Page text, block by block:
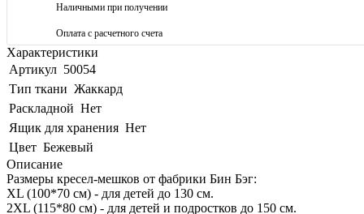
Наличными при получении
Оплата с расчетного счета
Характеристики
Артикул 50054
Тип ткани Жаккард
Раскладной Нет
Ящик для хранения Нет
Цвет Бежевый
Описание
Размеры кресел-мешков от фабрики Бин Бэг:
XL (100*70 см) - для детей до 130 см.
2XL (115*80 см) - для детей и подростков до 150 см.